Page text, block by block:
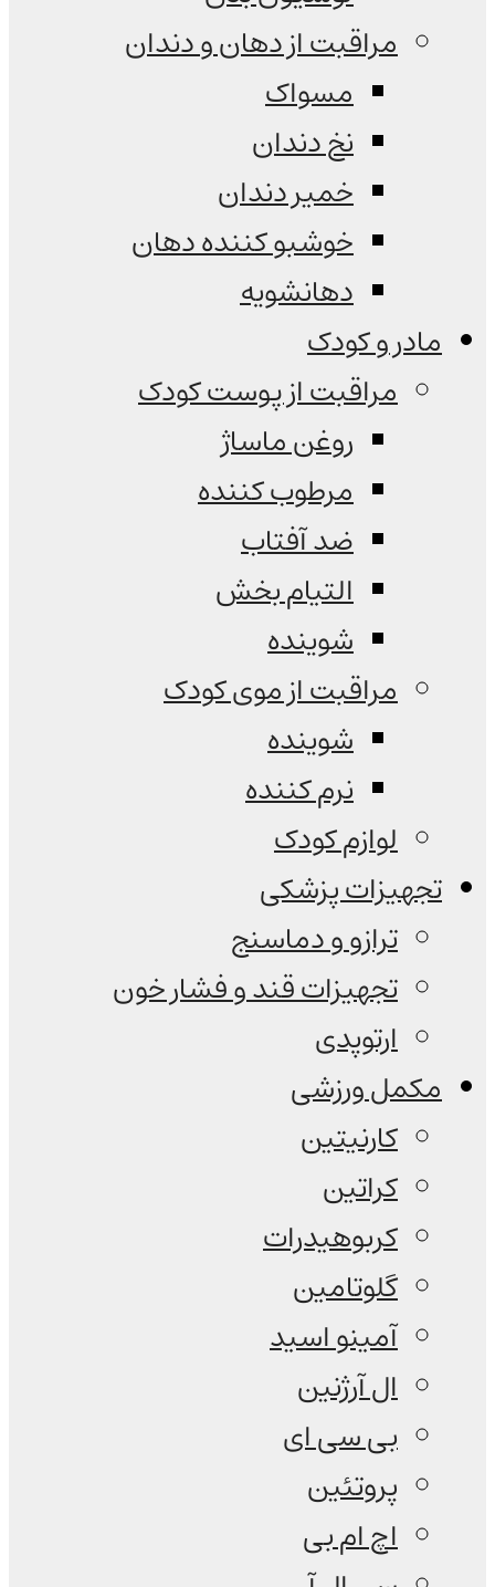
مراقبت از دهان و دندان
مسواک
نخ دندان
خمیر دندان
خوشبو کننده دهان
دهانشویه
مادر و کودک
مراقبت از پوست کودک
روغن ماساژ
مرطوب کننده
ضد آفتاب
التیام بخش
شوینده
مراقبت از موی کودک
شوینده
نرم کننده
لوازم کودک
تجهیزات پزشکی
ترازو و دماسنج
تجهیزات قند و فشار خون
ارتوپدی
مکمل ورزشی
کارنیتین
کراتین
کربوهیدرات
گلوتامین
آمینو اسید
ال آرژنین
بی سی ای
پروتئین
اچ ام بی